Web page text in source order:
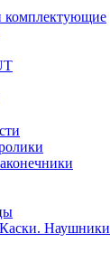
комплектующие
Наушники